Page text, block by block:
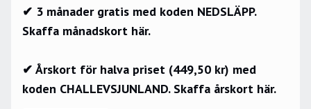
✔ 3 månader gratis med koden NEDSLÄPP.
Skaffa månadskort här.
✔ Årskort för halva priset (449,50 kr) med
koden CHALLEVSJUNLAND. Skaffa årskort här.